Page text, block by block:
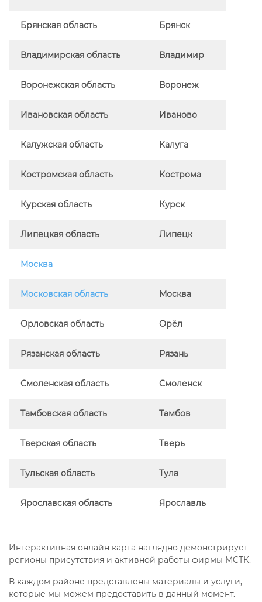
Брянская область Брянск
Владимирская область Владимир
Воронежская область Воронеж
Ивановская область Иваново
Калужская область Калуга
Костромская область Кострома
Курская область Курск
Липецкая область Липецк
Москва
Московская область Москва
Орловская область Орёл
Рязанская область Рязань
Смоленская область Смоленск
Тамбовская область Тамбов
Тверская область Тверь
Тульская область Тула
Ярославская область Ярославль
Интерактивная онлайн карта наглядно демонстрирует
регионы присутствия и активной работы фирмы МСТК.
В каждом районе представлены материалы и услуги,
которые мы можем предоставить в данный момент.